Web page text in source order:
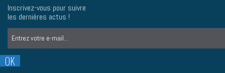
Inscrivez-vous pour suivre
les dernières actus !